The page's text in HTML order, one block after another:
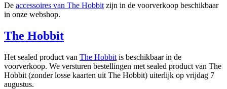
De accessoires van The Hobbit zijn in de voorverkoop beschikbaar
in onze webshop.
The Hobbit
Het sealed product van The Hobbit is beschikbaar in de
voorverkoop. We versturen bestellingen met sealed product van The
Hobbit (zonder losse kaarten uit The Hobbit) uiterlijk op vrijdag 7
augustus.